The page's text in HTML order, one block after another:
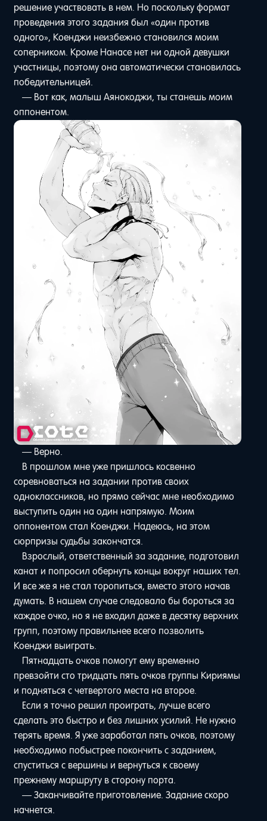
решение участвовать в нем. Но поскольку формат
проведения этого задания был «один против
одного», Коенджи неизбежно становился моим
соперником. Кроме Нанасе нет ни одной девушки
участницы, поэтому она автоматически становилась
победительницей.
— Вот как, малыш Аянокоджи, ты станешь моим
оппонентом.
— Верно.
В прошлом мне уже пришлось косвенно
соревноваться на задании против своих
одноклассников, но прямо сейчас мне необходимо
выступить один на один напрямую. Моим
оппонентом стал Коенджи. Надеюсь, на этом
сюрпризы судьбы закончатся.
Взрослый, ответственный за задание, подготовил
канат и попросил обернуть концы вокруг наших тел.
И все же я не стал торопиться, вместо этого начав
думать. В нашем случае следовало бы бороться за
каждое очко, но я не входил даже в десятку верхних
групп, поэтому правильнее всего позволить
Коенджи выиграть.
Пятнадцать очков помогут ему временно
превзойти сто тридцать пять очков группы Кириямы
и подняться с четвертого места на второе.
Если я точно решил проиграть, лучше всего
сделать это быстро и без лишних усилий. Не нужно
терять время. Я уже заработал пять очков, поэтому
необходимо побыстрее покончить с заданием,
спуститься с вершины и вернуться к своему
прежнему маршруту в сторону порта.
— Заканчивайте приготовление. Задание скоро
начнется.